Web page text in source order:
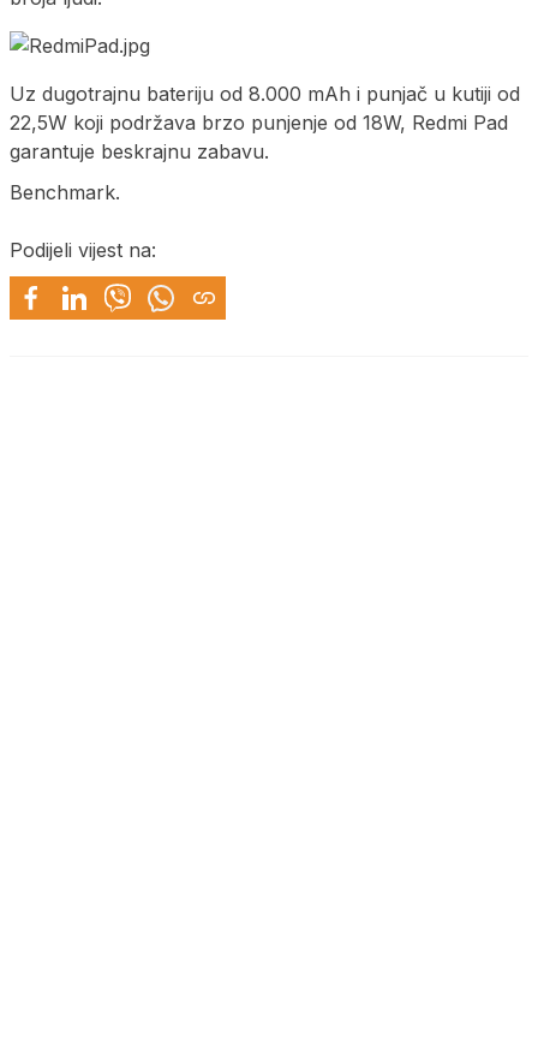
Uz dugotrajnu bateriju od 8.000 mAh i punjač u kutiji od
22,5W koji podržava brzo punjenje od 18W, Redmi Pad
garantuje beskrajnu zabavu.
Benchmark.
Podijeli vijest na: